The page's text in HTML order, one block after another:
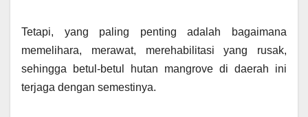
Tetapi, yang paling penting adalah bagaimana
memelihara, merawat, merehabilitasi yang rusak,
sehingga betul-betul hutan mangrove di daerah ini
terjaga dengan semestinya.